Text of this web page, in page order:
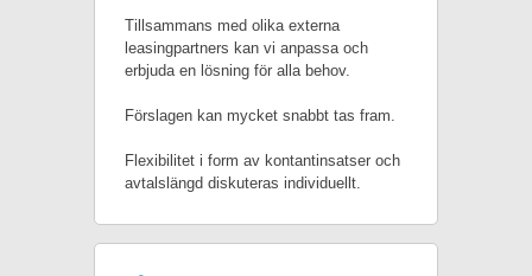
Tillsammans med olika externa
leasingpartners kan vi anpassa och
erbjuda en lösning för alla behov.
Förslagen kan mycket snabbt tas fram.
Flexibilitet i form av kontantinsatser och
avtalslängd diskuteras individuellt.